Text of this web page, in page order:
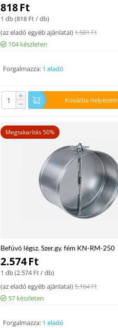
818Ft
1 db (818Ft/ db)
(az eladó egyéb ajánlatai)1.581Ft
104 készleten
Forgalmazza: 1 eladó
+
− Kosárba helyezem
Megtakarítás 50%
Befúvó légsz. Szer.gy. fém KN-RM-250
2.574Ft
1 db (2.574Ft/ db)
(az eladó egyéb ajánlatai)5.164Ft
57 készleten
Forgalmazza: 1 eladó